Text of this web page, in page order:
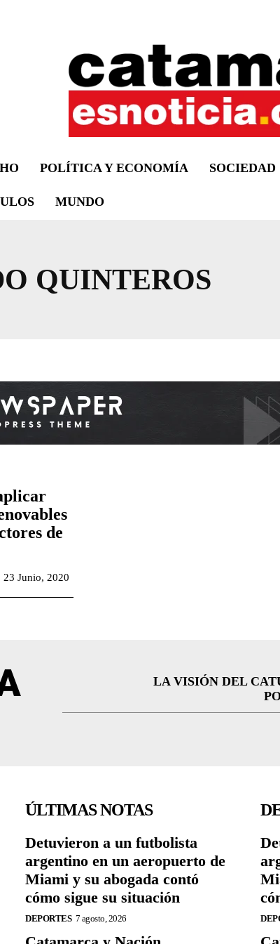
POLÍTICA Y ECONOMÍA SOCIEDAD
MUNDO
QUINTEROS
de
23 Junio, 2020
LA VISIÓN DEL
ÚLTIMAS NOTAS
Detuvieron a un futbolista
argentino en un aeropuerto de
Miami y su abogada contó
cómo sigue su situación
DEPORTES 7 agosto, 2026